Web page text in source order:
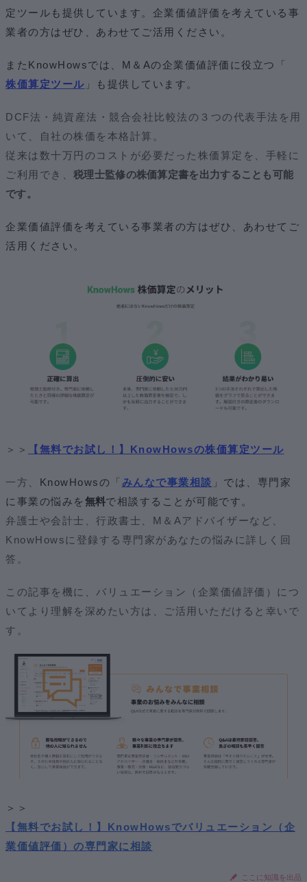
定ツールも提供しています。企業価値評価を考えている事
業者の方はぜひ、あわせてご活用ください。
またKnowHowsでは、M＆Aの企業価値評価に役立つ「
株価算定ツール 」も提供しています。
DCF法・純資産法・競合会社比較法の３つの代表手法を用
いて、自社の株価を本格計算。
従来は数十万円のコストが必要だった株価算定を、手軽に
ご利用でき、 税理士監修の株価算定書を出力することも可能
です。
企業価値評価を考えている事業者の方はぜひ、あわせてご
活用ください。
＞＞ 【無料でお試し！】KnowHowsの株価算定ツール
一方、 KnowHowsの「 みんなで事業相談 」では、専門家
に事業の悩みを 無料で相談することが可能です。
弁護士や会計士、行政書士、M＆Aアドバイザーなど、
KnowHowsに登録する専門家があなたの悩みに詳しく回
答。
この記事を機に、バリュエーション（企業価値評価）につ
いてより理解を深めたい方は、ご活用いただけると幸いで
す。
＞＞
【無料でお試し！】KnowHowsでバリュエーション（企
業価値評価）の専門家に相談
ここに知識を出品